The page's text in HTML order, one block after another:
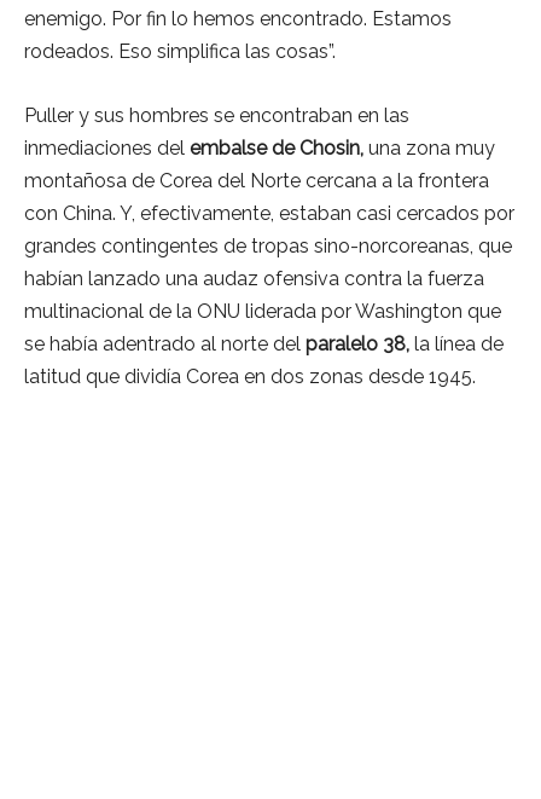
enemigo. Por fin lo hemos encontrado. Estamos
rodeados. Eso simplifica las cosas”.
Puller y sus hombres se encontraban en las
inmediaciones del embalse de Chosin, una zona muy
montañosa de Corea del Norte cercana a la frontera
con China. Y, efectivamente, estaban casi cercados por
grandes contingentes de tropas sino-norcoreanas, que
habían lanzado una audaz ofensiva contra la fuerza
multinacional de la ONU liderada por Washington que
se había adentrado al norte del paralelo 38, la línea de
latitud que dividía Corea en dos zonas desde 1945.